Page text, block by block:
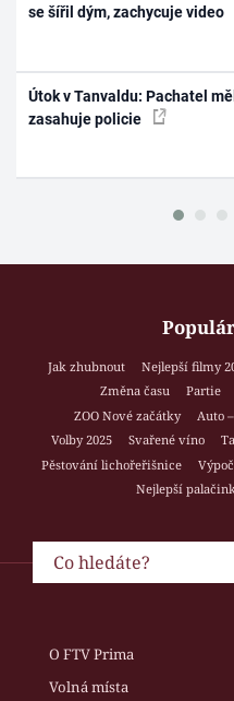
se šířil dým, zachycuje video
Útok v Tanvaldu: Pachatel
zasahuje policie
Jak zhubnout Nejlepší filmy
Změna času
Partie
ZOO Nové začátky
Auto
Volby 2025
Svařené víno
Pěstování lichořeřišnice
Nejlepší
O FTV Prima
Volná místa